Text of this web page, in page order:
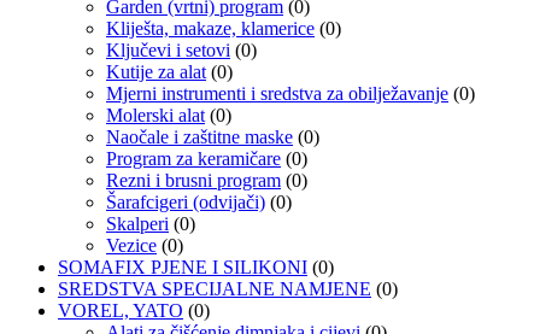
Garden (vrtni) program (0)
Kliješta, makaze, klamerice (0)
Ključevi i setovi (0)
Kutije za alat (0)
Mjerni instrumenti i sredstva za obilježavanje (0)
Molerski alat (0)
Naočale i zaštitne maske (0)
Program za keramičare (0)
Rezni i brusni program (0)
Šarafcigeri (odvijači) (0)
Skalperi (0)
Vezice (0)
SOMAFIX PJENE I SILIKONI (0)
SREDSTVA SPECIJALNE NAMJENE (0)
VOREL, YATO (0)